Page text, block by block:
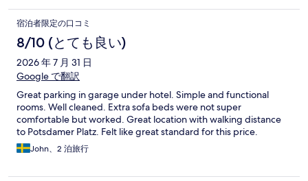
宿泊者限定の口コミ
8/10 (とても良い)
2026 年 7 月 31 日
Google で翻訳
Great parking in garage under hotel. Simple and functional
rooms. Well cleaned. Extra sofa beds were not super
comfortable but worked. Great location with walking distance
to Potsdamer Platz. Felt like great standard for this price.
John、2 泊旅行